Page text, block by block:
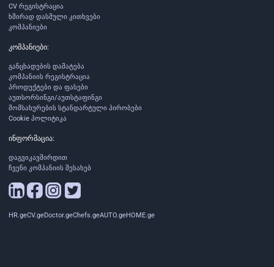
CV რეგისტრაცია
ხშირად დასმული კითხვები
კომპანიები
კომპანიები:
განცხადების დამატება
კომპანიის რეგისტრაცია
პროდუქტები და ფასები
აუთსორსინგი/აუთსტაფინგი
მომსახურების სტანდარტული პირობები
Cookie პოლიტიკა
ინფორმაცია:
დაგვიკავშირდით
ჩვენი კომპანიის შესახებ
HR.geCV.geDoctor.geChefs.geAUTO.geHOME.ge